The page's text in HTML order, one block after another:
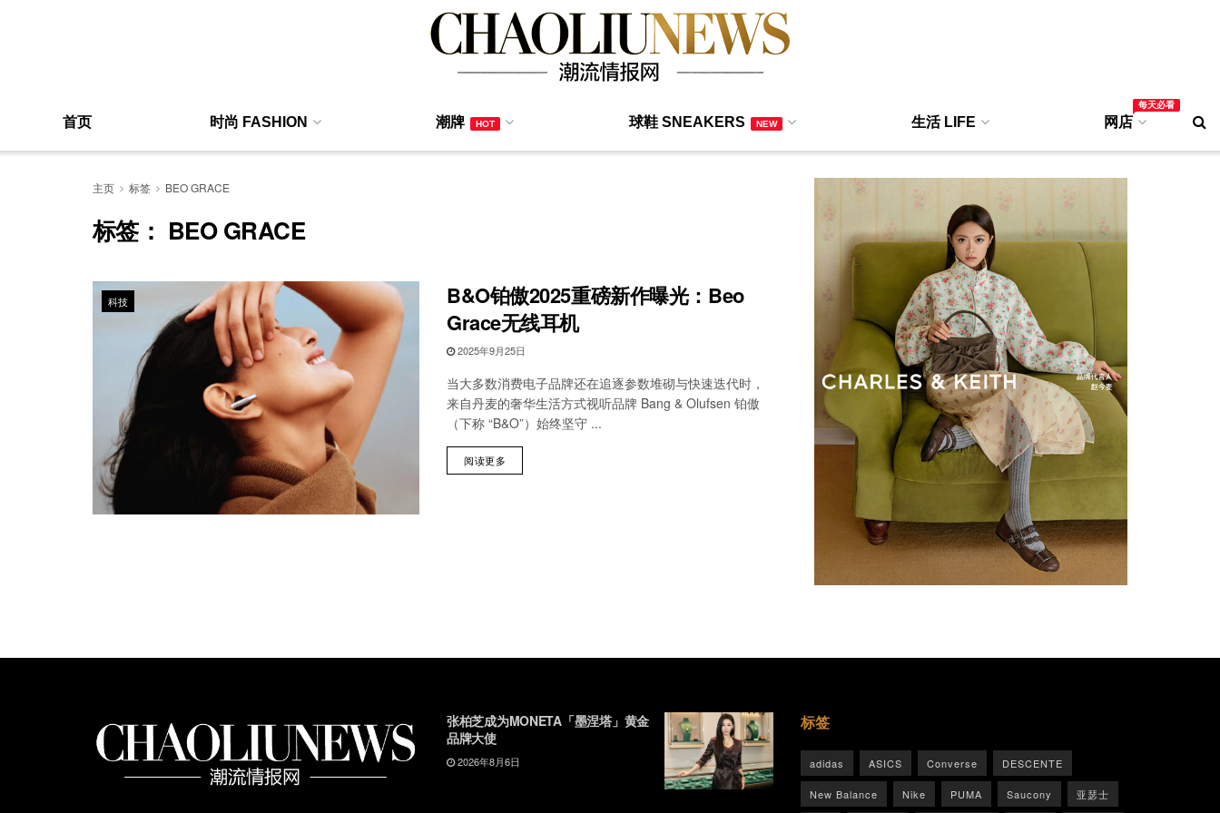
首页 时尚 FASHION 潮牌 HOT 球鞋 SNEAKERS NEW 生活 LIFE 网店
每天必看
主页 标签 BEO GRACE
标签： BEO GRACE
科技
B&O铂傲2025重磅新作曝光：Beo
Grace无线耳机
2025年9月25日
当大多数消费电子品牌还在追逐参数堆砌与快速迭代时，
来自丹麦的奢华生活方式视听品牌 Bang & Olufsen 铂傲
（下称 “B&O”）始终坚守 ...
阅读更多
张柏芝成为MONETA「墨涅塔」黄金
品牌大使
2026年8月6日
标签
adidas ASICS Converse DESCENTE
New Balance Nike PUMA Saucony 亚瑟士